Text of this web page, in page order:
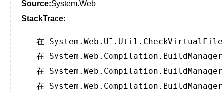
Source:System.Web
StackTrace:
在
在
在
在